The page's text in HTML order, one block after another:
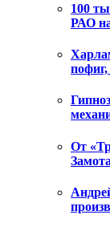
100
РАО
От